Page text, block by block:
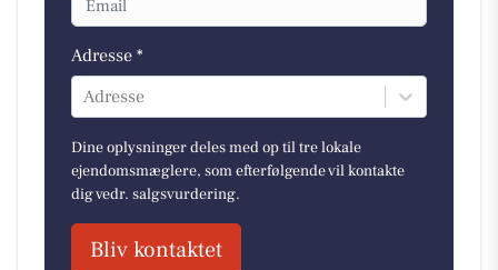
Adresse *
Adresse
Dine oplysninger deles med op til tre lokale
ejendomsmæglere, som efterfølgende vil kontakte
dig vedr. salgsvurdering.
Bliv kontaktet